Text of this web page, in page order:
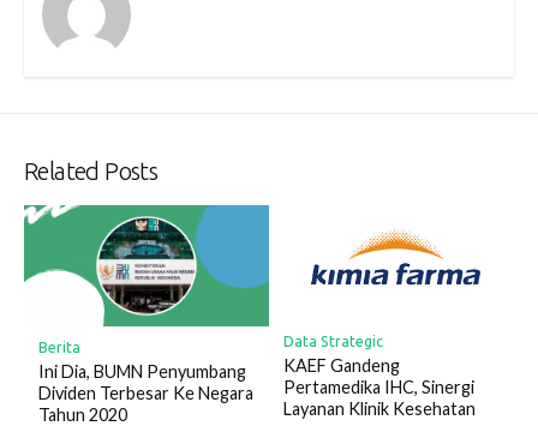
Related Posts
Berita
Ini Dia, BUMN Penyumbang
Dividen Terbesar Ke Negara
Tahun 2020
Data Strategic
KAEF Gandeng
Pertamedika IHC, Sinergi
Layanan Klinik Kesehatan